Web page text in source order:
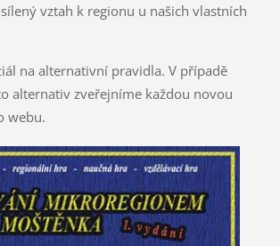
vztah k regionu u našich vlastních
na alternativní pravidla. V případě
alternativ zveřejníme každou novou
webu.